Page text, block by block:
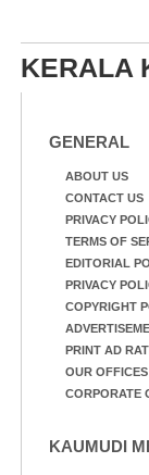
KERALA
GENERAL
ABOUT US
CONTACT US
PRIVACY
TERMS OF
EDITORIAL
PRIVACY
COPYRIGHT
PRINT AD
OUR OFFICES
CORPORATE
KAUMUDI